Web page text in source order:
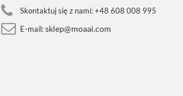
Skontaktuj się z nami:+48 608 008 995
E-mail:sklep@moaai.com